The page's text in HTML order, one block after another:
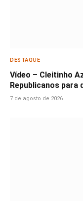
DESTAQUE
Vídeo – Cleitinho
Republicanos para
7 de agosto de 2026